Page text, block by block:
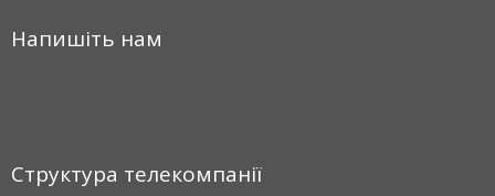
Напишіть нам
Структура телекомпанії